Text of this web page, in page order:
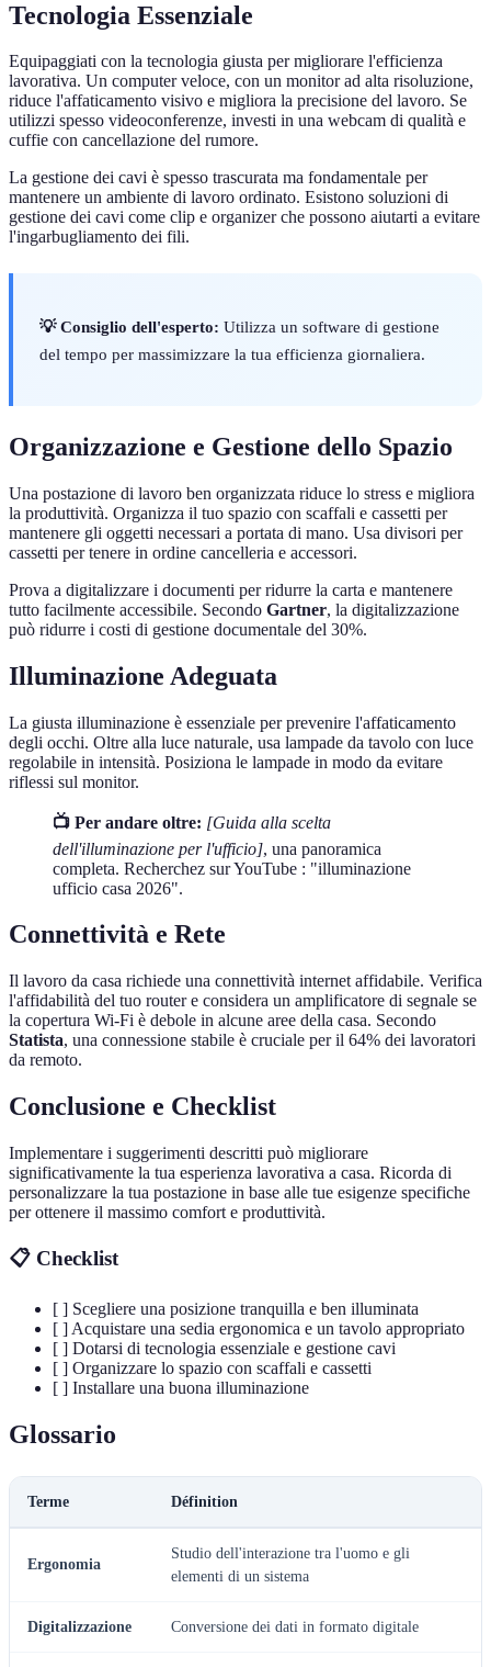
Tecnologia Essenziale
Equipaggiati con la tecnologia giusta per migliorare l'efficienza
lavorativa. Un computer veloce, con un monitor ad alta risoluzione,
riduce l'affaticamento visivo e migliora la precisione del lavoro. Se
utilizzi spesso videoconferenze, investi in una webcam di qualità e
cuffie con cancellazione del rumore.
La gestione dei cavi è spesso trascurata ma fondamentale per
mantenere un ambiente di lavoro ordinato. Esistono soluzioni di
gestione dei cavi come clip e organizer che possono aiutarti a evitare
l'ingarbugliamento dei fili.
💡 Consiglio dell'esperto: Utilizza un software di gestione
del tempo per massimizzare la tua efficienza giornaliera.
Organizzazione e Gestione dello Spazio
Una postazione di lavoro ben organizzata riduce lo stress e migliora
la produttività. Organizza il tuo spazio con scaffali e cassetti per
mantenere gli oggetti necessari a portata di mano. Usa divisori per
cassetti per tenere in ordine cancelleria e accessori.
Prova a digitalizzare i documenti per ridurre la carta e mantenere
tutto facilmente accessibile. Secondo Gartner, la digitalizzazione
può ridurre i costi di gestione documentale del 30%.
Illuminazione Adeguata
La giusta illuminazione è essenziale per prevenire l'affaticamento
degli occhi. Oltre alla luce naturale, usa lampade da tavolo con luce
regolabile in intensità. Posiziona le lampade in modo da evitare
riflessi sul monitor.
📺 Per andare oltre: [Guida alla scelta
dell'illuminazione per l'ufficio], una panoramica
completa. Recherchez sur YouTube : "illuminazione
ufficio casa 2026".
Connettività e Rete
Il lavoro da casa richiede una connettività internet affidabile. Verifica
l'affidabilità del tuo router e considera un amplificatore di segnale se
la copertura Wi-Fi è debole in alcune aree della casa. Secondo
Statista, una connessione stabile è cruciale per il 64% dei lavoratori
da remoto.
Conclusione e Checklist
Implementare i suggerimenti descritti può migliorare
significativamente la tua esperienza lavorativa a casa. Ricorda di
personalizzare la tua postazione in base alle tue esigenze specifiche
per ottenere il massimo comfort e produttività.
📋 Checklist
[ ] Scegliere una posizione tranquilla e ben illuminata
[ ] Acquistare una sedia ergonomica e un tavolo appropriato
[ ] Dotarsi di tecnologia essenziale e gestione cavi
[ ] Organizzare lo spazio con scaffali e cassetti
[ ] Installare una buona illuminazione
Glossario
Terme Définition
Ergonomia
Studio dell'interazione tra l'uomo e gli
elementi di un sistema
Digitalizzazione Conversione dei dati in formato digitale